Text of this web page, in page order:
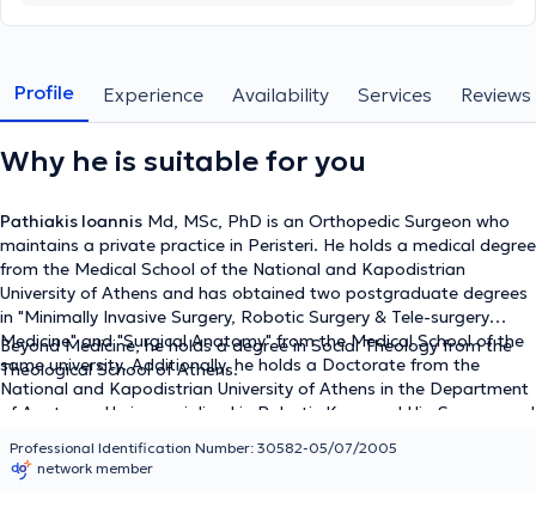
Profile Experience Availability Services Reviews
Why he is suitable for you
Pathiakis Ioannis Md, MSc, PhD is an Orthopedic Surgeon who
maintains a private practice in Peristeri. He holds a medical degree
from the Medical School of the National and Kapodistrian
University of Athens and has obtained two postgraduate degrees
in "Minimally Invasive Surgery, Robotic Surgery & Tele-surgery
Medicine" and "Surgical Anatomy" from the Medical School of the
same university. Additionally, he holds a Doctorate from the
National and Kapodistrian University of Athens in the Department
of Anatomy. He is specialized in Robotic Knee and Hip Surgery and
in Microsurgical Bloodless Carpal Tunnel Release and holds a
diploma in Medical Acupuncture from the Scientific Association of
Medical Acupuncturists of Greece. He has completed training at
Beyond Medicine, he holds a degree in Social Theology from the
Theological School of Athens.
Professional Identification Number: 30582-05/07/2005
network member